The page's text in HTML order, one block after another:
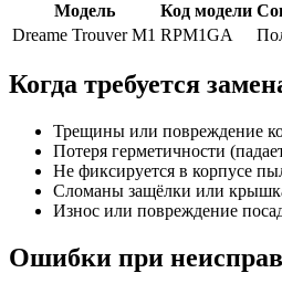
Модель Код модели
Dreame Trouver M1 RPM1GA
Когда требуется
Трещины или повреждение
Потеря герметичности
Не фиксируется в корпусе
Сломаны защёлки или
Износ или повреждение
Ошибки при